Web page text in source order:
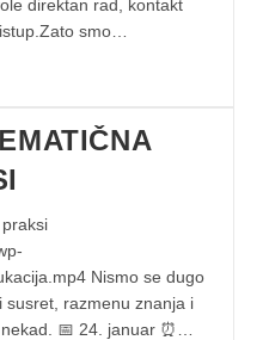
direktan rad, kontakt
smo…
Nismo se dugo
susret, razmenu znanja i
📅 24. januar ⏰…